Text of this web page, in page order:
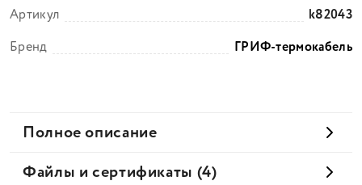
Артикул
k82043
Бренд
ГРИФ-термокабель
Полное описание
Файлы и сертификаты (4)